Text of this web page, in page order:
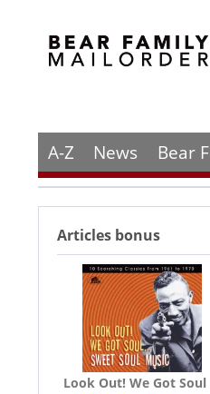
A-Z News Bear
Articles bonus
Look Out! We Got Soul